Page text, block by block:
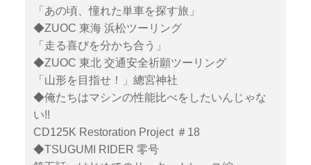
「あの頃、憧れた単車を探す旅」
◆ZUOC 東海 浜松ツーリング
「走る喜びを分かち合う」
◆ZUOC 東北 交通安全祈願ツーリング
「山形を目指せ！」總宮神社
◆俺たちはマシンの性能比べをしたいんじゃな
い!!
CD125K Restoration Project ＃18
◆TSUGUMI RIDER 零号